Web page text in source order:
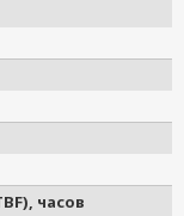
часов